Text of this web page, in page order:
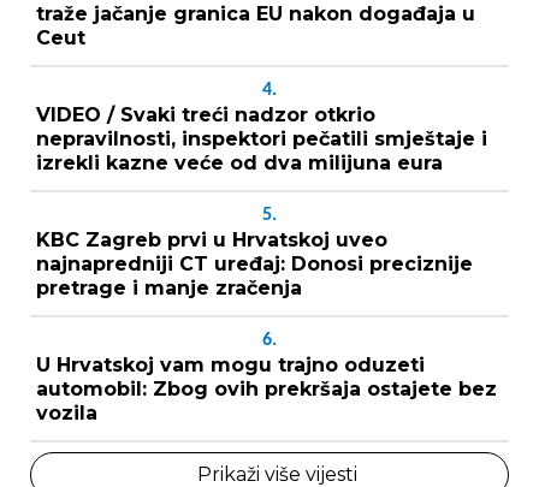
traže jačanje granica EU nakon događaja u
Ceut
4.
VIDEO / Svaki treći nadzor otkrio
nepravilnosti, inspektori pečatili smještaje i
izrekli kazne veće od dva milijuna eura
5.
KBC Zagreb prvi u Hrvatskoj uveo
najnapredniji CT uređaj: Donosi preciznije
pretrage i manje zračenja
6.
U Hrvatskoj vam mogu trajno oduzeti
automobil: Zbog ovih prekršaja ostajete bez
vozila
Prikaži više vijesti